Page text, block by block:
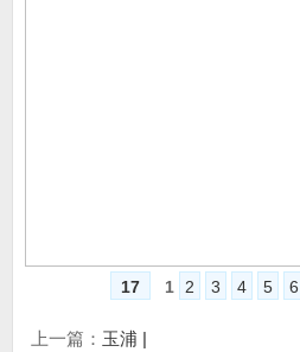
17 1 2 3 4 5 6
上一篇： 玉浦 |